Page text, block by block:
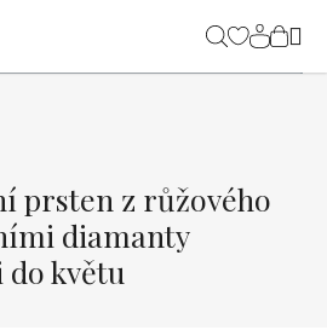
prsten z růžového
diamanty
květu